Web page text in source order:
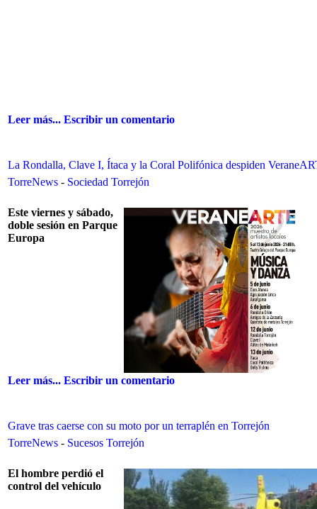
Leer más... Escribir un comentario
La Rondalla, Clave I, Ítaca y la Coral Polifónica despiden
TorreNews - Sociedad Torrejón
Este viernes y sábado,
doble sesión en Parque
Europa
Leer más... Escribir un comentario
Grave tras caerse con su moto por un terraplén en Torrejón
TorreNews - Sucesos Torrejón
El hombre perdió el
control del vehículo